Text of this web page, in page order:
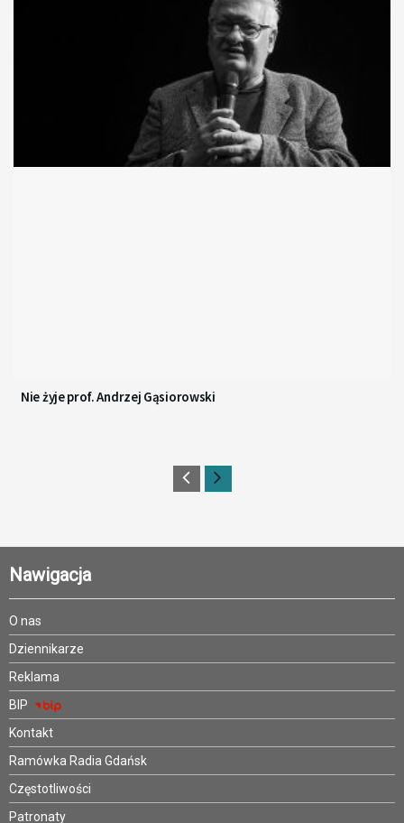
Nie żyje prof. Andrzej Gąsiorowski
Nawigacja
O nas
Dziennikarze
Reklama
BIP
Kontakt
Ramówka Radia Gdańsk
Częstotliwości
Patronaty